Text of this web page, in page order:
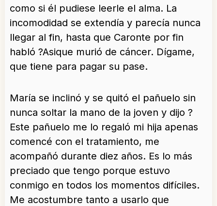
como si él pudiese leerle el alma. La
incomodidad se extendía y parecía nunca
llegar al fin, hasta que Caronte por fin
habló ?Asique murió de cáncer. Dígame,
que tiene para pagar su pase.
María se inclinó y se quitó el pañuelo sin
nunca soltar la mano de la joven y dijo ?
Este pañuelo me lo regaló mi hija apenas
comencé con el tratamiento, me
acompañó durante diez años. Es lo más
preciado que tengo porque estuvo
conmigo en todos los momentos difíciles.
Me acostumbre tanto a usarlo que